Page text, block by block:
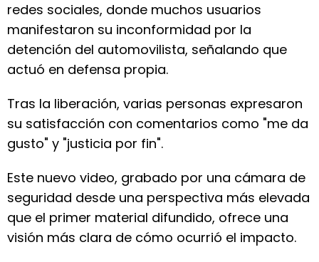
redes sociales, donde muchos usuarios
manifestaron su inconformidad por la
detención del automovilista, señalando que
actuó en defensa propia.
Tras la liberación, varias personas expresaron
su satisfacción con comentarios como "me da
gusto" y "justicia por fin".
Este nuevo video, grabado por una cámara de
seguridad desde una perspectiva más elevada
que el primer material difundido, ofrece una
visión más clara de cómo ocurrió el impacto.